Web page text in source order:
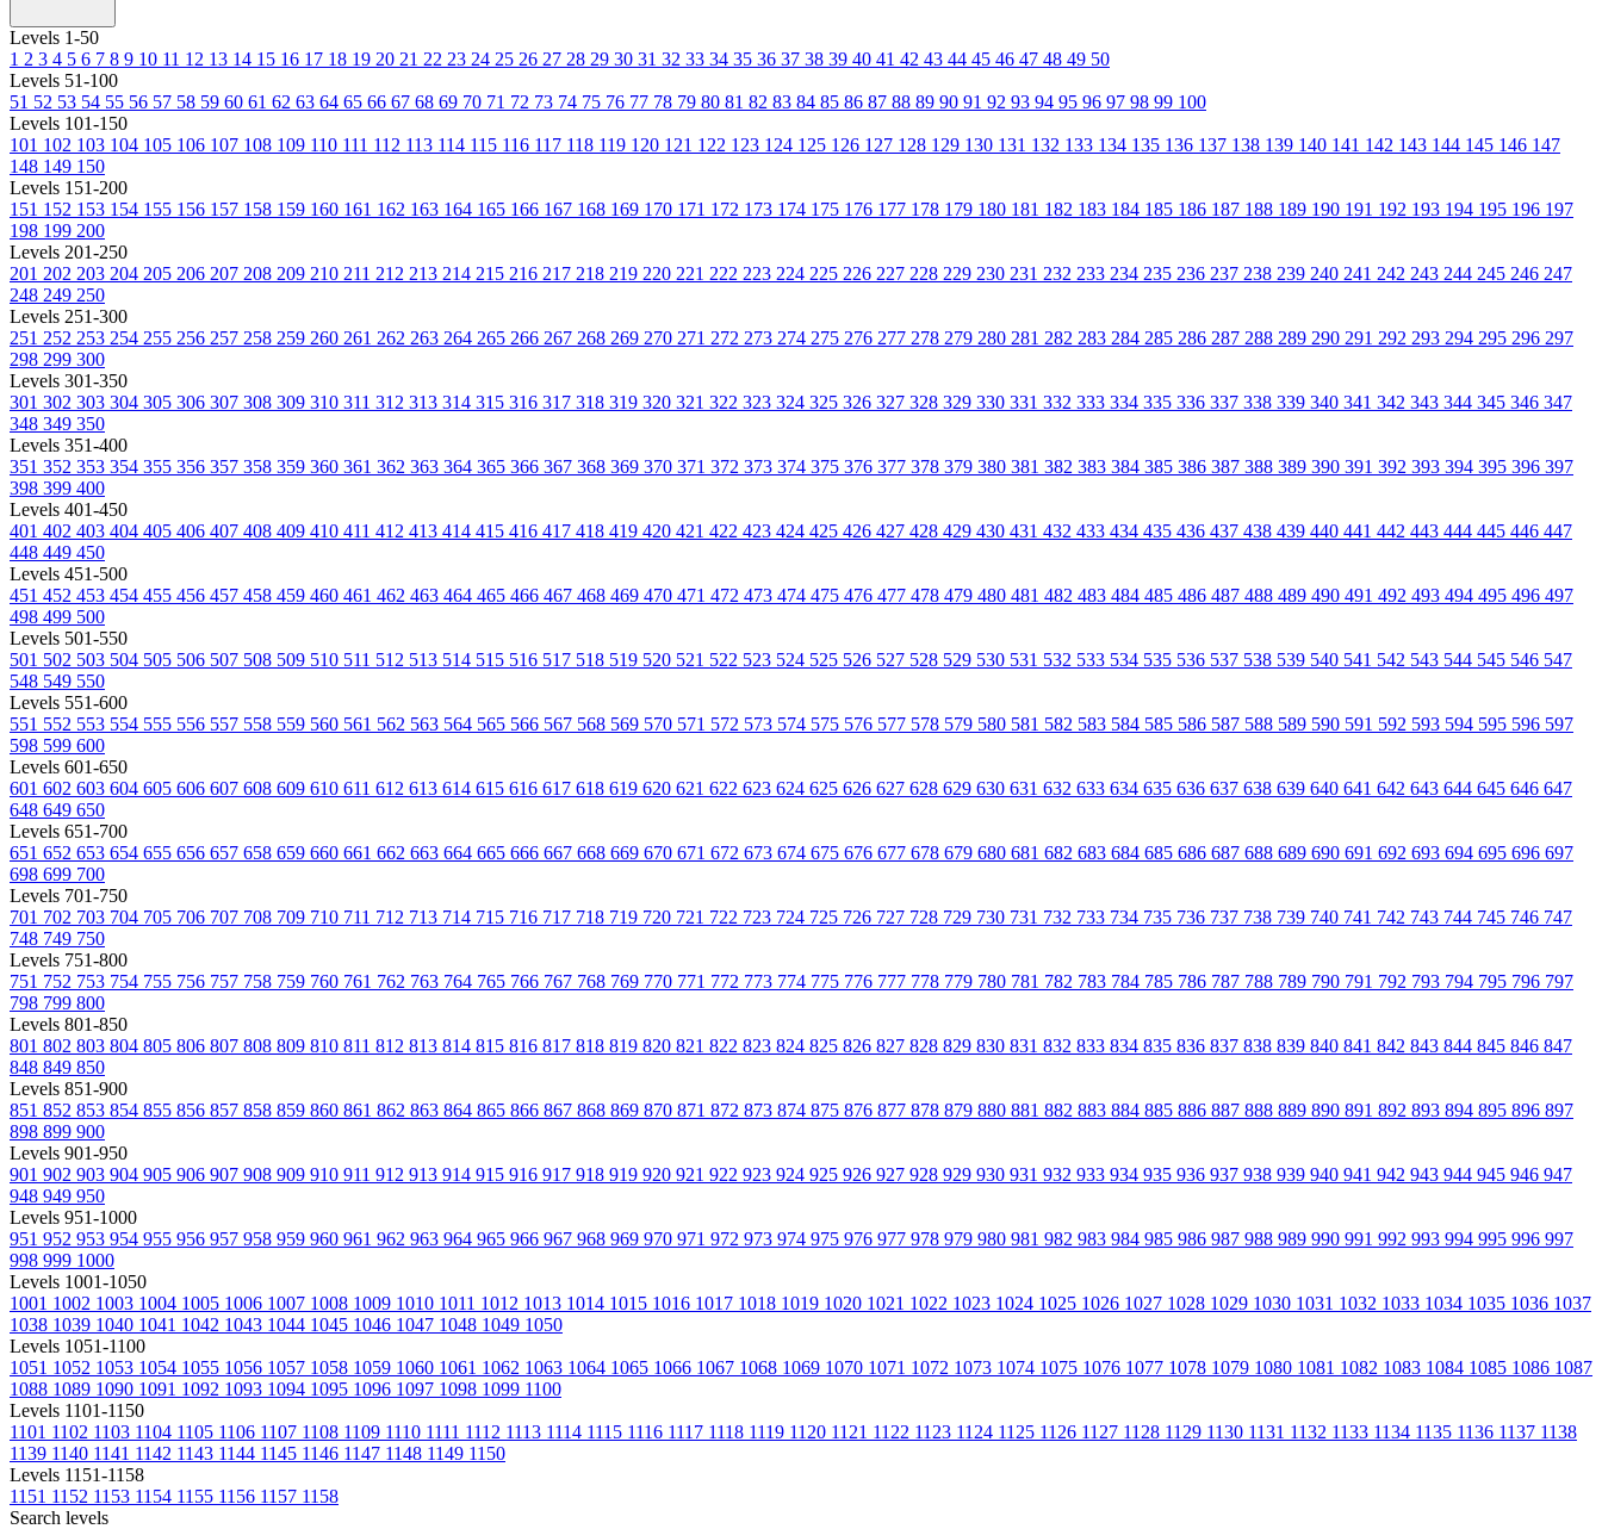
Levels 1-50
1 2 3 4 5 6 7 8 9 10 11 12 13 14 15 16 17 18 19 20 21 22 23 24 25 26 27 28 29 30 31 32 33 34 35 36 37 38 39 40 41 42 43 44 45 46 47 48 49 50
Levels 51-100
51 52 53 54 55 56 57 58 59 60 61 62 63 64 65 66 67 68 69 70 71 72 73 74 75 76 77 78 79 80 81 82 83 84 85 86 87 88 89 90 91 92 93 94 95 96 97 98 99 100
Levels 101-150
101 102 103 104 105 106 107 108 109 110 111 112 113 114 115 116 117 118 119 120 121 122 123 124 125 126 127 128 129 130 131 132 133 134 135 136 137 138 139 140 141 142 143 144 145 146 147
148 149 150
Levels 151-200
151 152 153 154 155 156 157 158 159 160 161 162 163 164 165 166 167 168 169 170 171 172 173 174 175 176 177 178 179 180 181 182 183 184 185 186 187 188 189 190 191 192 193 194 195 196 197
198 199 200
Levels 201-250
201 202 203 204 205 206 207 208 209 210 211 212 213 214 215 216 217 218 219 220 221 222 223 224 225 226 227 228 229 230 231 232 233 234 235 236 237 238 239 240 241 242 243 244 245 246 247
248 249 250
Levels 251-300
251 252 253 254 255 256 257 258 259 260 261 262 263 264 265 266 267 268 269 270 271 272 273 274 275 276 277 278 279 280 281 282 283 284 285 286 287 288 289 290 291 292 293 294 295 296 297
298 299 300
Levels 301-350
301 302 303 304 305 306 307 308 309 310 311 312 313 314 315 316 317 318 319 320 321 322 323 324 325 326 327 328 329 330 331 332 333 334 335 336 337 338 339 340 341 342 343 344 345 346 347
348 349 350
Levels 351-400
351 352 353 354 355 356 357 358 359 360 361 362 363 364 365 366 367 368 369 370 371 372 373 374 375 376 377 378 379 380 381 382 383 384 385 386 387 388 389 390 391 392 393 394 395 396 397
398 399 400
Levels 401-450
401 402 403 404 405 406 407 408 409 410 411 412 413 414 415 416 417 418 419 420 421 422 423 424 425 426 427 428 429 430 431 432 433 434 435 436 437 438 439 440 441 442 443 444 445 446 447
448 449 450
Levels 451-500
451 452 453 454 455 456 457 458 459 460 461 462 463 464 465 466 467 468 469 470 471 472 473 474 475 476 477 478 479 480 481 482 483 484 485 486 487 488 489 490 491 492 493 494 495 496 497
498 499 500
Levels 501-550
501 502 503 504 505 506 507 508 509 510 511 512 513 514 515 516 517 518 519 520 521 522 523 524 525 526 527 528 529 530 531 532 533 534 535 536 537 538 539 540 541 542 543 544 545 546 547
548 549 550
Levels 551-600
551 552 553 554 555 556 557 558 559 560 561 562 563 564 565 566 567 568 569 570 571 572 573 574 575 576 577 578 579 580 581 582 583 584 585 586 587 588 589 590 591 592 593 594 595 596 597
598 599 600
Levels 601-650
601 602 603 604 605 606 607 608 609 610 611 612 613 614 615 616 617 618 619 620 621 622 623 624 625 626 627 628 629 630 631 632 633 634 635 636 637 638 639 640 641 642 643 644 645 646 647
648 649 650
Levels 651-700
651 652 653 654 655 656 657 658 659 660 661 662 663 664 665 666 667 668 669 670 671 672 673 674 675 676 677 678 679 680 681 682 683 684 685 686 687 688 689 690 691 692 693 694 695 696 697
698 699 700
Levels 701-750
701 702 703 704 705 706 707 708 709 710 711 712 713 714 715 716 717 718 719 720 721 722 723 724 725 726 727 728 729 730 731 732 733 734 735 736 737 738 739 740 741 742 743 744 745 746 747
748 749 750
Levels 751-800
751 752 753 754 755 756 757 758 759 760 761 762 763 764 765 766 767 768 769 770 771 772 773 774 775 776 777 778 779 780 781 782 783 784 785 786 787 788 789 790 791 792 793 794 795 796 797
798 799 800
Levels 801-850
801 802 803 804 805 806 807 808 809 810 811 812 813 814 815 816 817 818 819 820 821 822 823 824 825 826 827 828 829 830 831 832 833 834 835 836 837 838 839 840 841 842 843 844 845 846 847
848 849 850
Levels 851-900
851 852 853 854 855 856 857 858 859 860 861 862 863 864 865 866 867 868 869 870 871 872 873 874 875 876 877 878 879 880 881 882 883 884 885 886 887 888 889 890 891 892 893 894 895 896 897
898 899 900
Levels 901-950
901 902 903 904 905 906 907 908 909 910 911 912 913 914 915 916 917 918 919 920 921 922 923 924 925 926 927 928 929 930 931 932 933 934 935 936 937 938 939 940 941 942 943 944 945 946 947
948 949 950
Levels 951-1000
951 952 953 954 955 956 957 958 959 960 961 962 963 964 965 966 967 968 969 970 971 972 973 974 975 976 977 978 979 980 981 982 983 984 985 986 987 988 989 990 991 992 993 994 995 996 997
998 999 1000
Levels 1001-1050
1001 1002 1003 1004 1005 1006 1007 1008 1009 1010 1011 1012 1013 1014 1015 1016 1017 1018 1019 1020 1021 1022 1023 1024 1025 1026 1027 1028 1029 1030 1031 1032 1033 1034 1035 1036 1037
1038 1039 1040 1041 1042 1043 1044 1045 1046 1047 1048 1049 1050
Levels 1051-1100
1051 1052 1053 1054 1055 1056 1057 1058 1059 1060 1061 1062 1063 1064 1065 1066 1067 1068 1069 1070 1071 1072 1073 1074 1075 1076 1077 1078 1079 1080 1081 1082 1083 1084 1085 1086 1087
1088 1089 1090 1091 1092 1093 1094 1095 1096 1097 1098 1099 1100
Levels 1101-1150
1101 1102 1103 1104 1105 1106 1107 1108 1109 1110 1111 1112 1113 1114 1115 1116 1117 1118 1119 1120 1121 1122 1123 1124 1125 1126 1127 1128 1129 1130 1131 1132 1133 1134 1135 1136 1137 1138
1139 1140 1141 1142 1143 1144 1145 1146 1147 1148 1149 1150
Levels 1151-1158
1151 1152 1153 1154 1155 1156 1157 1158
Search levels